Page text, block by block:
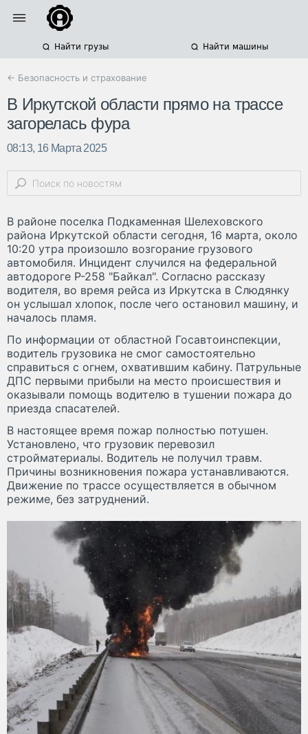
Найти грузы Найти машины
← Безопасность и страхование
В Иркутской области прямо на трассе
загорелась фура
08:13, 16 Марта 2025
В районе поселка Подкаменная Шелеховского
района Иркутской области сегодня, 16 марта, около
10:20 утра произошло возгорание грузового
автомобиля. Инцидент случился на федеральной
автодороге Р-258 "Байкал". Согласно рассказу
водителя, во время рейса из Иркутска в Слюдянку
он услышал хлопок, после чего остановил машину, и
началось пламя.
По информации от областной Госавтоинспекции,
водитель грузовика не смог самостоятельно
справиться с огнем, охватившим кабину. Патрульные
ДПС первыми прибыли на место происшествия и
оказывали помощь водителю в тушении пожара до
приезда спасателей.
В настоящее время пожар полностью потушен.
Установлено, что грузовик перевозил
стройматериалы. Водитель не получил травм.
Причины возникновения пожара устанавливаются.
Движение по трассе осуществляется в обычном
режиме, без затруднений.